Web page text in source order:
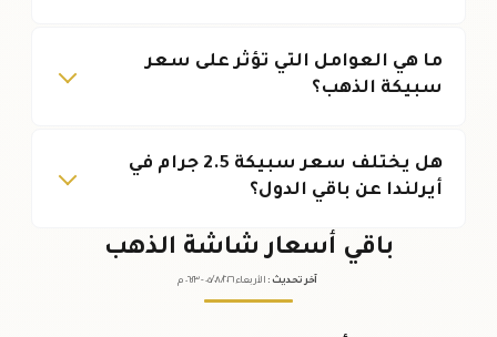
ما هي العوامل التي تؤثر على سعر
سبيكة الذهب؟
هل يختلف سعر سبيكة 2.5 جرام في
أيرلندا عن باقي الدول؟
باقي أسعار شاشة الذهب
آخر تحديث : الأربعاء ٠٥ /٠٨/٢٠٢٦ - ٠٦:٢٣م